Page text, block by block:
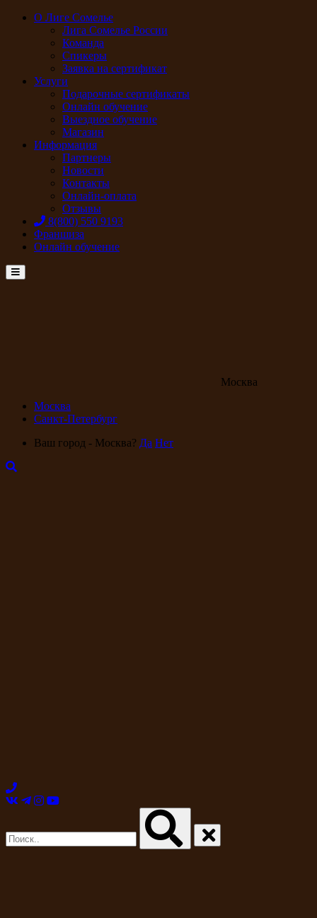
О Лиге Сомелье
Лига Сомелье России
Команда
Спикеры
Заявка на сертификат
Услуги
Подарочные сертификаты
Онлайн обучение
Выездное обучение
Магазин
Информация
Партнеры
Новости
Контакты
Онлайн-оплата
Отзывы
8(800) 550 9193
Франшиза
Онлайн обучение
Menu
Москва
Москва
Санкт-Петербург
Ваш город - Москва? Да Нет